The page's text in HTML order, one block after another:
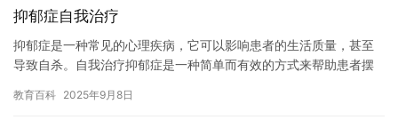
抑郁症自我治疗
抑郁症是一种常见的心理疾病，它可以影响患者的生活质量，甚至
导致自杀。自我治疗抑郁症是一种简单而有效的方式来帮助患者摆
患者…
教育百科 2025年9月8日